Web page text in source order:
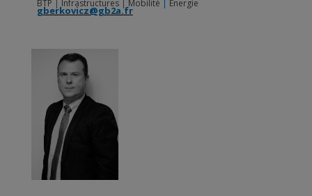
BTP Infrastructures Mobilité Énergie
gberkovicz@gb2a.fr